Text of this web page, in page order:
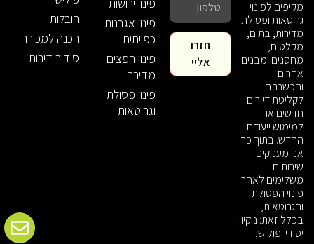
מקיפים לפינוי
גרוטאות ופסולת
מדירות, בתים,
מקלטים,
מחסנים ומבנים
אחרים
והכשרתם
לקליטת דיירים
חדשים או
למימוש ייעודם
החדש. בתוך כך
אנו מעניקים
שירותים
משלימים לאחר
פינוי הפסולת
והגרוטאות,
בכלל זאת: ניקיון
יסודי ופוליש,
פינוי אגרנות
כפייתית
פינוי חפצים
מדירה
פינוי פסולת
וגרוטאות
הובלות
הכנה למכירה
סידור דירות
חזרו
אליי